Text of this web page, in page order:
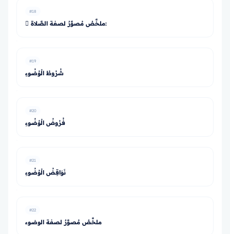
#18
 ملخَّصٌ مُصوَّرٌ لصفة الصَّلاة:
#19
شُرُوطُ الْوُضُوءِ
#20
فُرُوضُ الْوُضُوءِ
#21
نَوَاقِضُ الْوُضُوءِ
#22
ملخَّصٌ مُصوَّرٌ لصفة الوضوء